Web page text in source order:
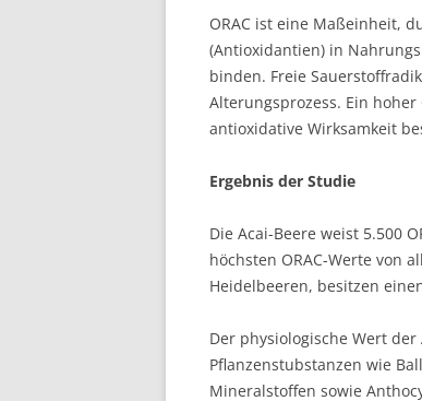
ORAC ist eine Maßeinheit,
(Antioxidantien) in
binden. Freie
Alterungsprozess. Ein
antioxidative Wirksamkeit
Ergebnis der Studie
Die Acai-Beere weist 5.500
höchsten ORAC-Werte von
Heidelbeeren, besitzen
Der physiologische Wert
Pflanzenstubstanzen wie
Mineralstoffen sowie